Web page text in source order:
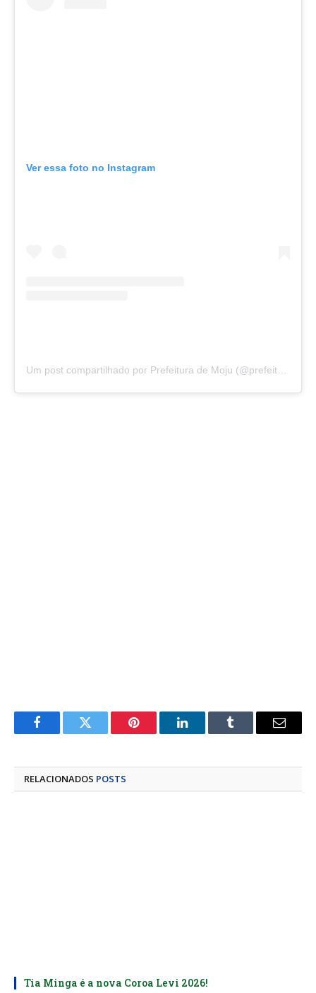
Ver essa foto no Instagram
FacebookTwitter Pinterest LinkedInTumblr
E-
RELACIONADOS POSTS
Tia Minga é a nova Coroa Levi 2026!